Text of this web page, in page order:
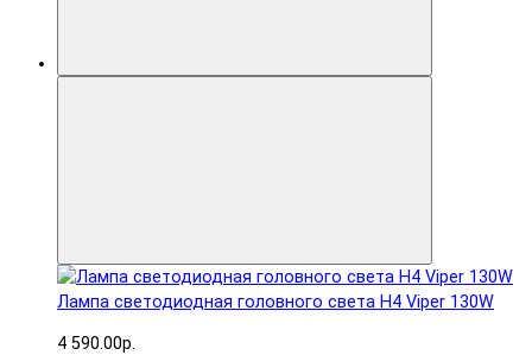
Лампа светодиодная головного света H4 Viper 130W
4 590.00р.